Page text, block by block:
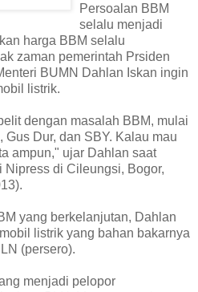
Persoalan BBM
selalu menjadi
harga BBM selalu
zaman pemerintah Prsiden
BUMN Dahlan Iskan ingin
listrik.
dengan masalah BBM, mulai
Gus Dur, dan SBY. Kalau mau
ampun," ujar Dahlan saat
di Cileungsi, Bogor,
yang berkelanjutan, Dahlan
listrik yang bahan bakarnya
(persero).
menjadi pelopor